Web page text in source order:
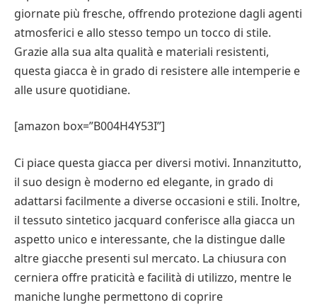
giornate più fresche, offrendo protezione dagli agenti
atmosferici e allo stesso tempo un tocco di stile.
Grazie alla sua alta qualità e materiali resistenti,
questa giacca è in grado di resistere alle intemperie e
alle usure quotidiane.
[amazon box=”B004H4Y53I”]
Ci piace questa giacca per diversi motivi. Innanzitutto,
il suo design è moderno ed elegante, in grado di
adattarsi facilmente a diverse occasioni e stili. Inoltre,
il tessuto sintetico jacquard conferisce alla giacca un
aspetto unico e interessante, che la distingue dalle
altre giacche presenti sul mercato. La chiusura con
cerniera offre praticità e facilità di utilizzo, mentre le
maniche lunghe permettono di coprire